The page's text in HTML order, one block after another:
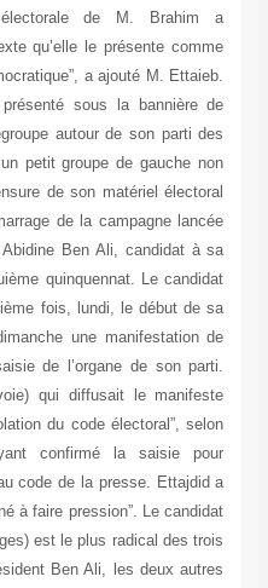
électorale de M. Brahim a
qu’elle le présente comme
a ajouté M. Ettaieb.
sous la bannière de
autour de son parti des
petit groupe de gauche non
de son matériel électoral
de la campagne lancée
Ben Ali, candidat à sa
quinquennat. Le candidat
fois, lundi, le début de sa
une manifestation de
de l’organe de son parti.
qui diffusait le manifeste
du code électoral”, selon
confirmé la saisie pour
code de la presse. Ettajdid a
à faire pression”. Le candidat
est le plus radical des trois
Ben Ali, les deux autres